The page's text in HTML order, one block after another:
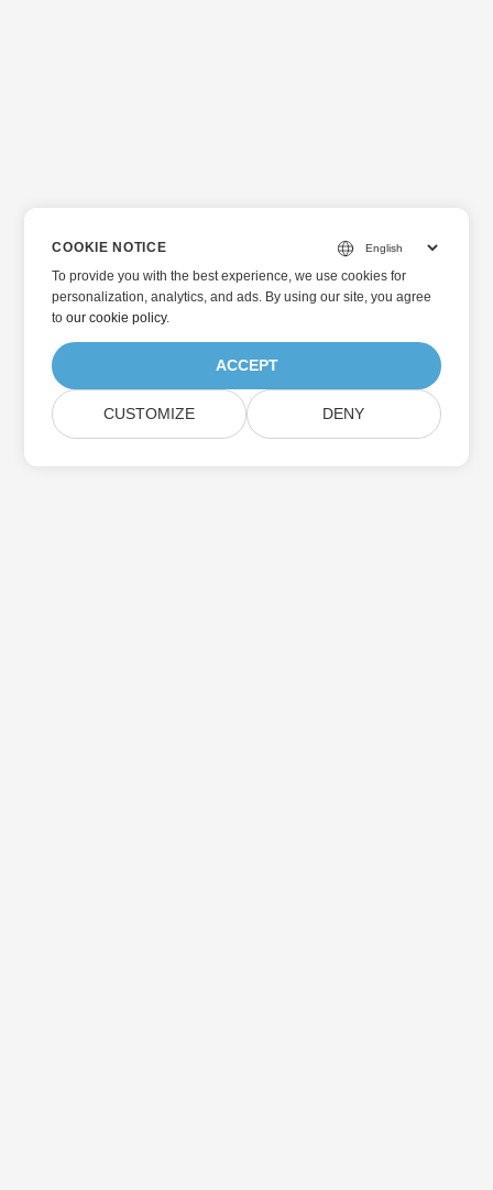
COOKIE NOTICE
To provide you with the best experience, we use cookies for
personalization, analytics, and ads. By using our site, you agree
toour cookie policy.
ACCEPT
CUSTOMIZE DENY